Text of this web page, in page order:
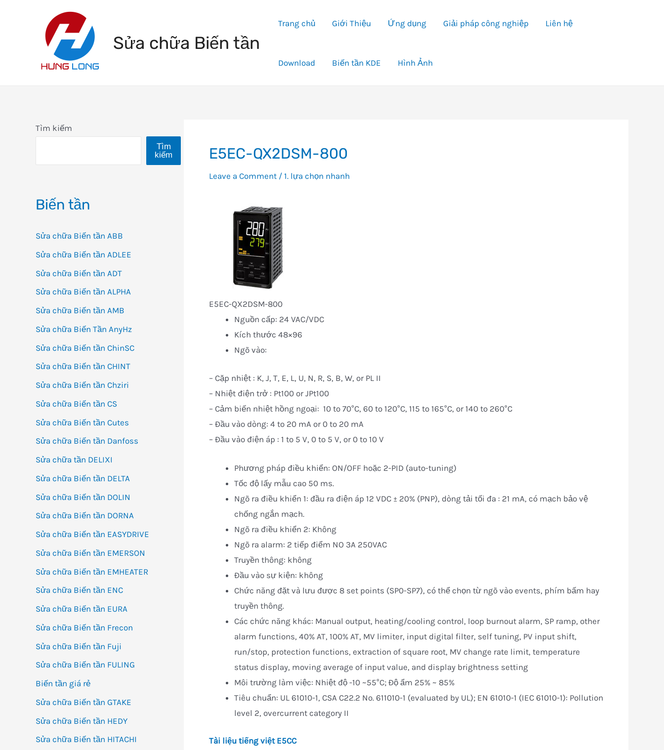
Sửa chữa Biến tần
Trang chủ Giới Thiệu Ứng dụng Giải pháp công nghiệp Liên hệ
Download Biến tần KDE Hình Ảnh
Tìm kiếm
Tìm
kiếm
Biến tần
Sửa chữa Biến tần ABB
Sửa chữa Biến tần ADLEE
Sửa chữa Biến tần ADT
Sửa chữa Biến tần ALPHA
Sửa chữa Biến tần AMB
Sửa chữa Biến Tần AnyHz
Sửa chữa Biến tần ChinSC
Sửa chữa Biến tần CHINT
Sửa chữa Biến tần Chziri
Sửa chữa Biến tần CS
Sửa chữa Biến tần Cutes
Sửa chữa Biến tần Danfoss
Sửa chữa tần DELIXI
Sửa chữa Biến tần DELTA
Sửa chữa Biến tần DOLIN
Sửa chữa Biến tần DORNA
Sửa chữa Biến tần EASYDRIVE
Sửa chữa Biến tần EMERSON
Sửa chữa Biến tần EMHEATER
Sửa chữa Biến tần ENC
Sửa chữa Biến tần EURA
Sửa chữa Biến tần Frecon
Sửa chữa Biến tần Fuji
Sửa chữa Biến tần FULING
Biến tần giá rẻ
Sửa chữa Biến tần GTAKE
Sửa chữa Biến tần HEDY
Sửa chữa Biến tần HITACHI
E5EC-QX2DSM-800
Leave a Comment / 1. lựa chọn nhanh
E5EC-QX2DSM-800
Nguồn cấp: 24 VAC/VDC
Kích thước 48×96
Ngõ vào:
– Cặp nhiệt : K, J, T, E, L, U, N, R, S, B, W, or PL II
– Nhiệt điện trở : Pt100 or JPt100
– Cảm biến nhiệt hồng ngoại: 10 to 70°C, 60 to 120°C, 115 to 165°C, or 140 to 260°C
– Đầu vào dòng: 4 to 20 mA or 0 to 20 mA
– Đầu vào điện áp : 1 to 5 V, 0 to 5 V, or 0 to 10 V
Phương pháp điều khiển: ON/OFF hoặc 2-PID (auto-tuning)
Tốc độ lấy mẫu cao 50 ms.
Ngõ ra điều khiển 1: đầu ra điện áp 12 VDC ± 20% (PNP), dòng tải tối đa : 21 mA, có mạch bảo vệ
chống ngắn mạch.
Ngõ ra điều khiển 2: Không
Ngõ ra alarm: 2 tiếp điểm NO 3A 250VAC
Truyền thông: không
Đầu vào sự kiện: không
Chức năng đặt và lưu được 8 set points (SP0-SP7), có thể chọn từ ngõ vào events, phím bấm hay
truyền thông.
Các chức năng khác: Manual output, heating/cooling control, loop burnout alarm, SP ramp, other
alarm functions, 40% AT, 100% AT, MV limiter, input digital filter, self tuning, PV input shift,
run/stop, protection functions, extraction of square root, MV change rate limit, temperature
status display, moving average of input value, and display brightness setting
Môi trường làm việc: Nhiệt độ -10 ~55°C; Độ ẩm 25% ~ 85%
Tiêu chuẩn: UL 61010-1, CSA C22.2 No. 611010-1 (evaluated by UL); EN 61010-1 (IEC 61010-1): Pollution
level 2, overcurrent category II
Tài liệu tiếng việt E5CC